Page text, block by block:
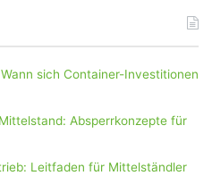
sich Container-Investitionen
Absperrkonzepte für
Leitfaden für Mittelständler